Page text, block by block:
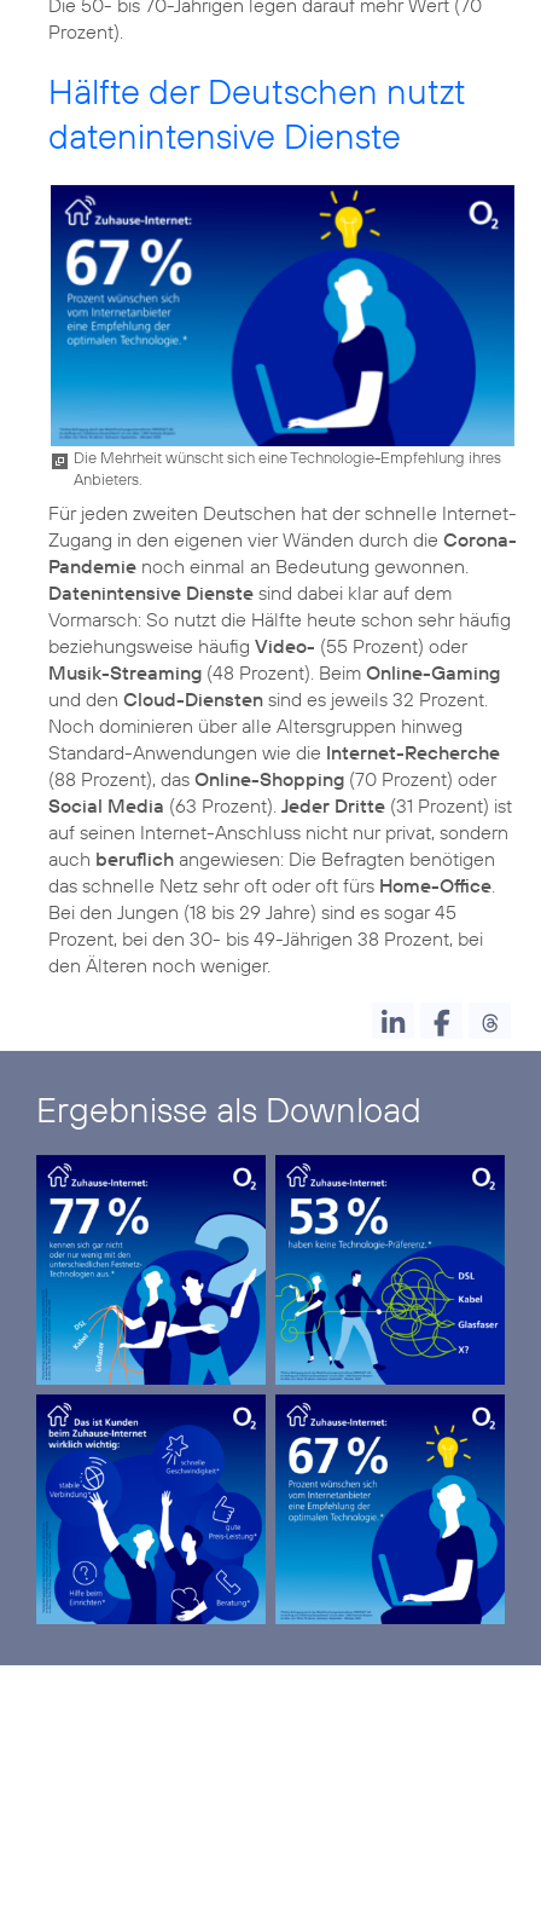
Prozent).
Hälfte der Deutschen nutzt
datenintensive Dienste
Die Mehrheit wünscht sich eine Technologie-Empfehlung ihres
Anbieters.
Für jeden zweiten Deutschen hat der schnelle Internet-
Zugang in den eigenen vier Wänden durch die Corona-
Pandemie noch einmal an Bedeutung gewonnen.
Datenintensive Dienste sind dabei klar auf dem
Vormarsch: So nutzt die Hälfte heute schon sehr häufig
beziehungsweise häufig Video- (55 Prozent) oder
Musik-Streaming (48 Prozent). Beim Online-Gaming
und den Cloud-Diensten sind es jeweils 32 Prozent.
Noch dominieren über alle Altersgruppen hinweg
Standard-Anwendungen wie die Internet-Recherche
(88 Prozent), das Online-Shopping (70 Prozent) oder
Social Media (63 Prozent). Jeder Dritte (31 Prozent) ist
auf seinen Internet-Anschluss nicht nur privat, sondern
auch beruflich angewiesen: Die Befragten benötigen
das schnelle Netz sehr oft oder oft fürs Home-Office.
Bei den Jungen (18 bis 29 Jahre) sind es sogar 45
Prozent, bei den 30- bis 49-Jährigen 38 Prozent, bei
Ergebnisse als Download